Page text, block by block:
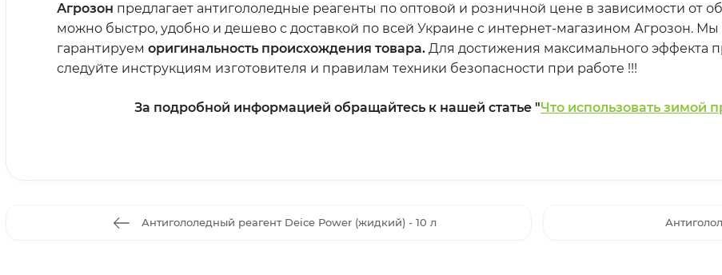
Агрозон предлагает антигололедные реагенты по оптовой и розничной цене в зависимости от
можно быстро, удобно и дешево с доставкой по всей Украине с интернет-магазином Агрозон. Мы
гарантируем оригинальность происхождения товара. Для достижения максимального эффекта
следуйте инструкциям изготовителя и правилам техники безопасности при работе !!!
За подробной информацией обращайтесь к нашей статье "Что использовать зимой
Антигололедный реагент Deice Power (жидкий) - 10 л